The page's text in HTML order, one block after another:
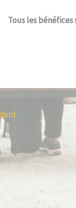
Tous les bénéfices